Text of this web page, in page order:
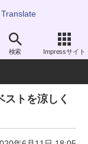
Translate
検索 Impressサイト
トを涼しく